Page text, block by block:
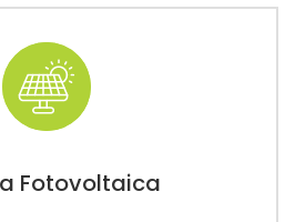
Fotovoltaica